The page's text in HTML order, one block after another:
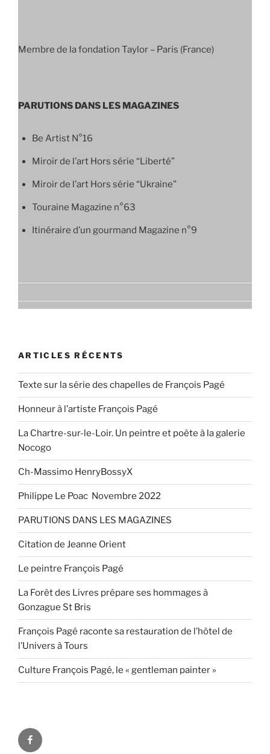
Membre de la fondation Taylor – Paris (France)
PARUTIONS DANS LES MAGAZINES
Be Artist N°16
Miroir de l’art Hors série “Liberté”
Miroir de l’art Hors série “Ukraine”
Touraine Magazine n°63
Itinéraire d’un gourmand Magazine n°9
ARTICLES RÉCENTS
Texte sur la série des chapelles de François Pagé
Honneur à l’artiste François Pagé
La Chartre-sur-le-Loir. Un peintre et poète à la galerie
Nocogo
Ch-Massimo HenryBossyX
Philippe Le Poac Novembre 2022
PARUTIONS DANS LES MAGAZINES
Citation de Jeanne Orient
Le peintre François Pagé
La Forêt des Livres prépare ses hommages à
Gonzague St Bris
François Pagé raconte sa restauration de l’hôtel de
l’Univers à Tours
Culture François Pagé, le « gentleman painter »
FaceBook